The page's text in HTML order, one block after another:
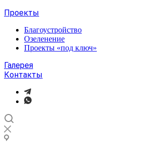
Проекты
Благоустройство
Озеленение
Проекты «под ключ»
Галерея
Контакты